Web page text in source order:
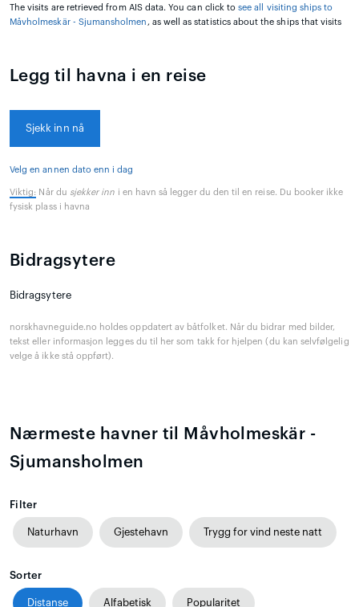
The visits are retrieved from AIS data. You can click tosee all visiting ships to
Måvholmeskär - Sjumansholmen , as well as statistics about the ships that visits
Legg til havna i en reise
Sjekk inn nå
Velg en annen dato enn i dag
Viktig: Når du sjekker inn i en havn så legger du den til en reise. Du booker ikke
fysisk plass i havna
Bidragsytere
Bidragsytere
norskhavneguide.no holdes oppdatert av båtfolket. Når du bidrar med bilder,
tekst eller informasjon legges du til her som takk for hjelpen (du kan selvfølgelig
velge å ikke stå oppført).
Nærmeste havner til Måvholmeskär -
Sjumansholmen
Filter
Naturhavn Gjestehavn Trygg for vind neste natt
Sorter
Distanse Alfabetisk Popularitet